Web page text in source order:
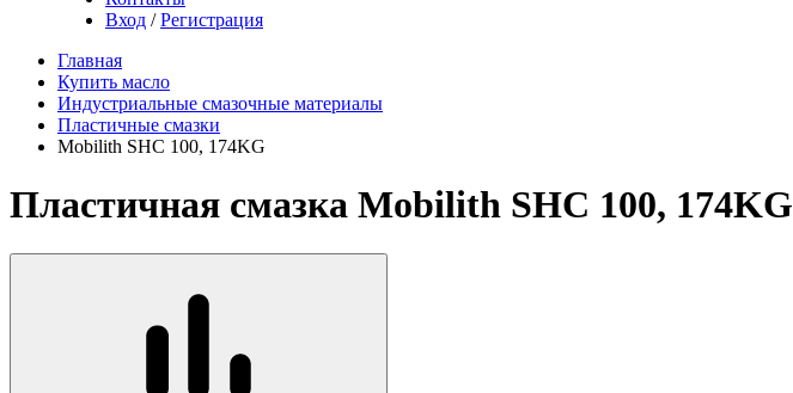
Вход / Регистрация
Главная
Купить масло
Индустриальные смазочные материалы
Пластичные смазки
Mobilith SHC 100, 174KG
Пластичная смазка Mobilith SHC 100, 174KG